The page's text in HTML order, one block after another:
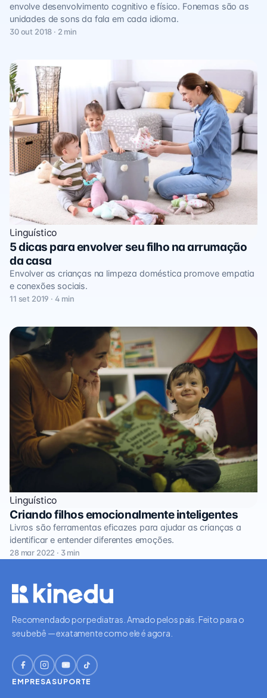
envolve desenvolvimento cognitivo e físico. Fonemas são as
unidades de sons da fala em cada idioma.
30 out 2018 · 2 min
Linguístico
5 dicas para envolver seu filho na arrumação
da casa
Envolver as crianças na limpeza doméstica promove empatia
e conexões sociais.
11 set 2019 · 4 min
Linguístico
Criando filhos emocionalmente inteligentes
Livros são ferramentas eficazes para ajudar as crianças a
identificar e entender diferentes emoções.
28 mar 2022 · 3 min
Recomendado por pediatras. Amado pelos pais. Feito para o
seu bebê — exatamente como ele é agora.
EMPRESASUPORTE